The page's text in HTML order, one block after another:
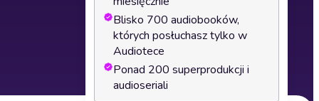
Blisko 700 audiobooków,
których posłuchasz tylko w
Audiotece
Ponad 200 superprodukcji i
audioseriali